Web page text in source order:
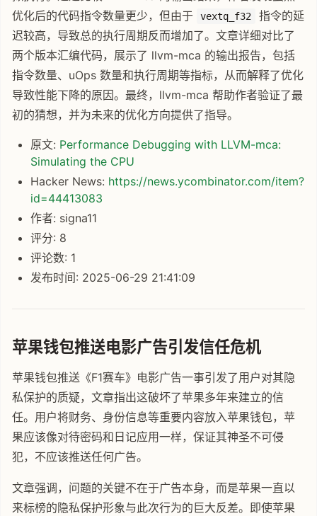
优化后的代码指令数量更少，但由于
vextq_f32
指令的延
迟较高，导致总的执行周期反而增加了。文章详细对比了
两个版本汇编代码，展示了 llvm-mca 的输出报告，包括
指令数量、uOps 数量和执行周期等指标，从而解释了优化
导致性能下降的原因。最终，llvm-mca 帮助作者验证了最
初的猜想，并为未来的优化方向提供了指导。
原文: Performance Debugging with LLVM-mca:
Simulating the CPU
Hacker News: https://news.ycombinator.com/item?
id=44413083
作者: signa11
评分: 8
评论数: 1
发布时间: 2025-06-29 21:41:09
苹果钱包推送电影广告引发信任危机
苹果钱包推送《F1赛车》电影广告一事引发了用户对其隐
私保护的质疑，文章指出这破坏了苹果多年来建立的信
任。用户将财务、身份信息等重要内容放入苹果钱包，苹
果应该像对待密码和日记应用一样，保证其神圣不可侵
犯，不应该推送任何广告。
文章强调，问题的关键不在于广告本身，而是苹果一直以
来标榜的隐私保护形象与此次行为的巨大反差。即使苹果